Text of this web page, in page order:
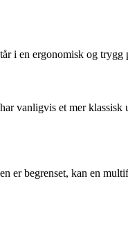
i en ergonomisk og trygg
vanligvis et mer
er begrenset, kan en